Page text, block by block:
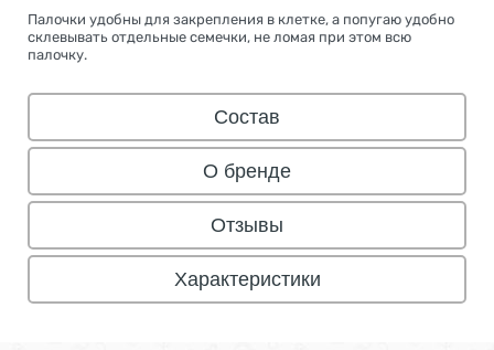
Палочки удобны для закрепления в клетке, а попугаю удобно
склевывать отдельные семечки, не ломая при этом всю
палочку.
Состав
О бренде
Отзывы
Характеристики